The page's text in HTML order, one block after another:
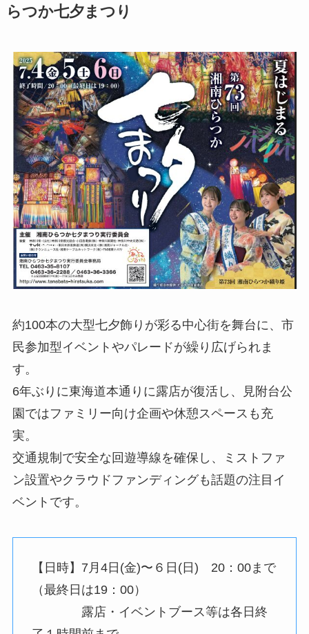
らつか七夕まつり
約100本の大型七夕飾りが彩る中心街を舞台に、市
民参加型イベントやパレードが繰り広げられま
す。
6年ぶりに東海道本通りに露店が復活し、見附台公
園ではファミリー向け企画や休憩スペースも充
実。
交通規制で安全な回遊導線を確保し、ミストファ
ン設置やクラウドファンディングも話題の注目イ
ベントです。
【日時】7月4日(金)〜６日(日) 20：00まで
（最終日は19：00）
露店・イベントブース等は各日終